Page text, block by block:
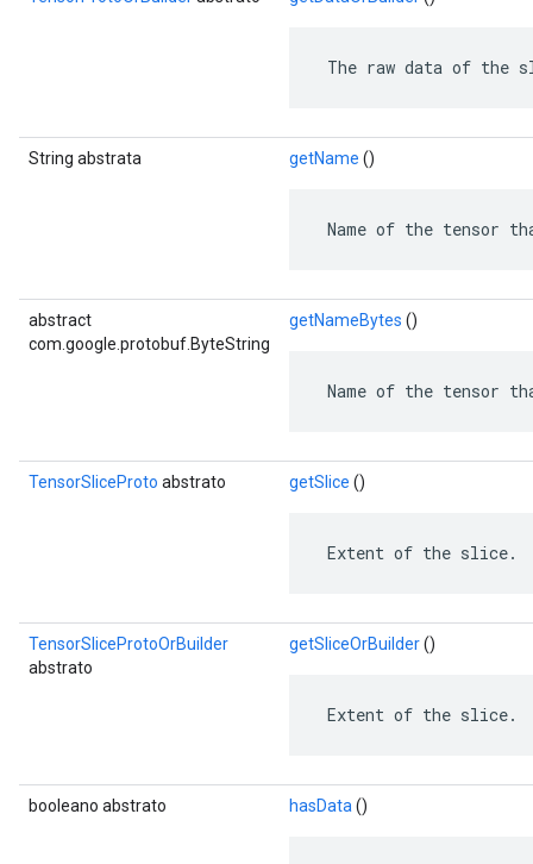
The raw data of the
String abstrata getName ()
Name of the tensor
abstract
com.google.protobuf.ByteString
getNameBytes ()
Name of the tensor
TensorSliceProto abstrato getSlice ()
Extent of the slice.
TensorSliceProtoOrBuilder
abstrato
getSliceOrBuilder()
Extent of the slice.
booleano abstrato hasData ()